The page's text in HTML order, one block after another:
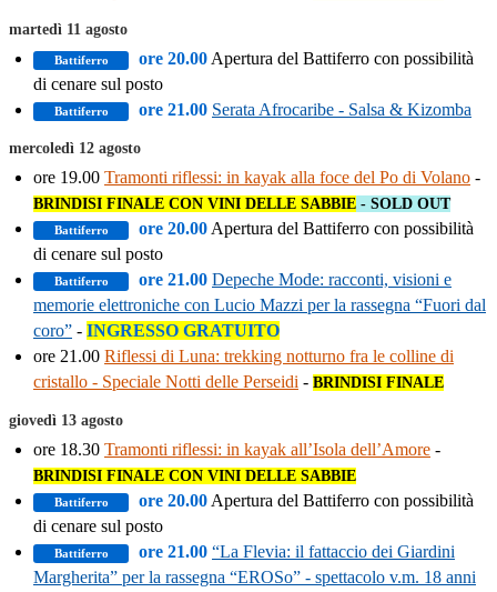
martedì 11 agosto
Battiferro ore 20.00Apertura del Battiferro con possibilità
di cenare sul posto
Battiferro ore 21.00 Serata Afrocaribe - Salsa & Kizomba
mercoledì 12 agosto
ore 19.00 Tramonti riflessi: in kayak alla foce del Po di Volano -
BRINDISI FINALE CON VINI DELLE SABBIE - SOLD OUT
Battiferro ore 20.00Apertura del Battiferro con possibilità
di cenare sul posto
Battiferro ore 21.00 Depeche Mode: racconti, visioni e
memorie elettroniche con Lucio Mazzi per la rassegna “Fuori dal
coro” - INGRESSO GRATUITO
ore 21.00 Riflessi di Luna: trekking notturno fra le colline di
cristallo - Speciale Notti delle Perseidi - BRINDISI FINALE
giovedì 13 agosto
ore 18.30 Tramonti riflessi: in kayak all’Isola dell’Amore -
BRINDISI FINALE CON VINI DELLE SABBIE
Battiferro ore 20.00Apertura del Battiferro con possibilità
di cenare sul posto
Battiferro ore 21.00 “La Flevia: il fattaccio dei Giardini
Margherita” per la rassegna “EROSo” - spettacolo v.m. 18 anni